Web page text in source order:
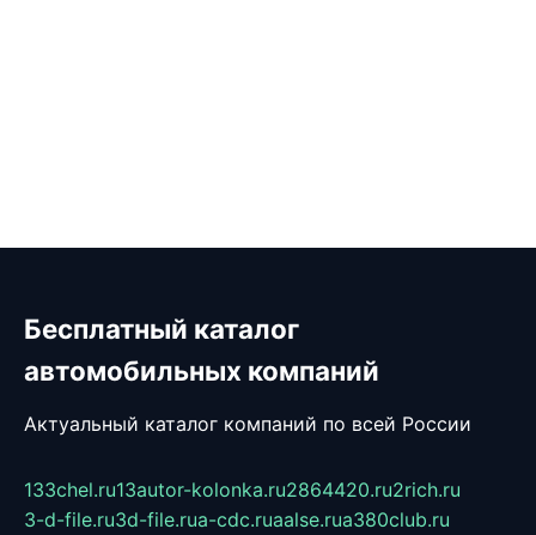
Бесплатный каталог
автомобильных компаний
Актуальный каталог компаний по всей России
133chel.ru13autor-kolonka.ru2864420.ru2rich.ru
3-d-file.ru3d-file.rua-cdc.ruaalse.rua380club.ru